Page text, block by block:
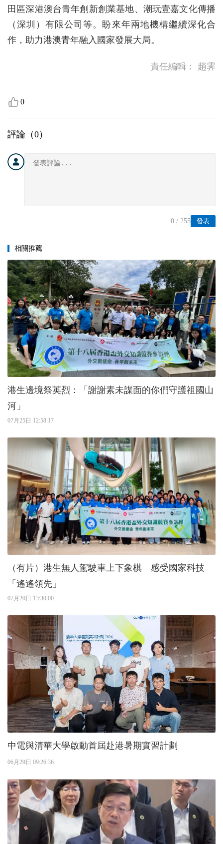
田區深港澳台青年創新創業基地、潮玩壹嘉文化傳播
（深圳）有限公司等。盼來年兩地機構繼續深化合
作，助力港澳青年融入國家發展大局。
責任編輯： 趙霁
0
評論（0）
發表
0 / 255
相關推薦
港生邊境祭英烈：「謝謝素未謀面的你們守護祖國山
河」
07月25日 12:58:17
（有片）港生無人駕駛車上下象棋 感受國家科技
「遙遙領先」
07月20日 13:30:00
中電與清華大學啟動首屆赴港暑期實習計劃
06月29日 09:26:36